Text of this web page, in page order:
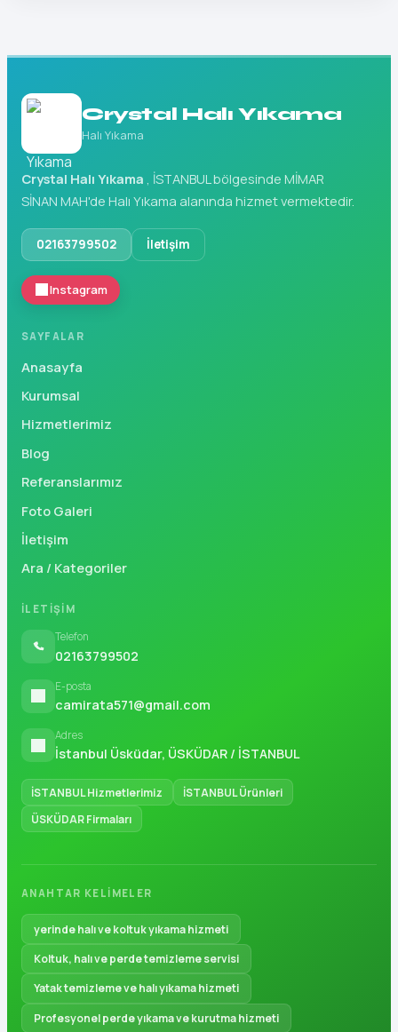
Crystal Halı Yıkama
Halı Yıkama
Crystal Halı Yıkama , İSTANBUL bölgesinde MİMAR
SİNAN MAH'de Halı Yıkama alanında hizmet vermektedir.
02163799502 İletişim
Instagram
SAYFALAR
Anasayfa
Kurumsal
Hizmetlerimiz
Blog
Referanslarımız
Foto Galeri
İletişim
Ara / Kategoriler
İLETIŞIM
Telefon
02163799502
E-posta
camirata571@gmail.com
Adres
İstanbul Üsküdar, ÜSKÜDAR / İSTANBUL
İSTANBUL Hizmetlerimiz
İSTANBUL Ürünleri
ÜSKÜDAR Firmaları
ANAHTAR KELIMELER
yerinde halı ve koltuk yıkama hizmeti
Koltuk, halı ve perde temizleme servisi
Yatak temizleme ve halı yıkama hizmeti
Profesyonel perde yıkama ve kurutma hizmeti